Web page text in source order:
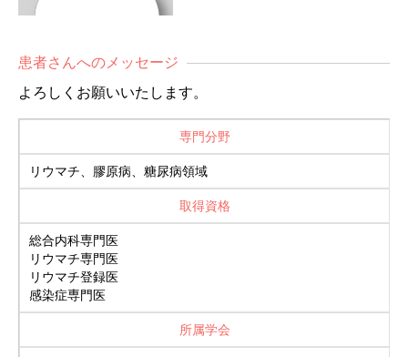
患者さんへのメッセージ
よろしくお願いいたします。
専門分野
リウマチ、膠原病、糖尿病領域
取得資格
総合内科専門医
リウマチ専門医
リウマチ登録医
感染症専門医
所属学会